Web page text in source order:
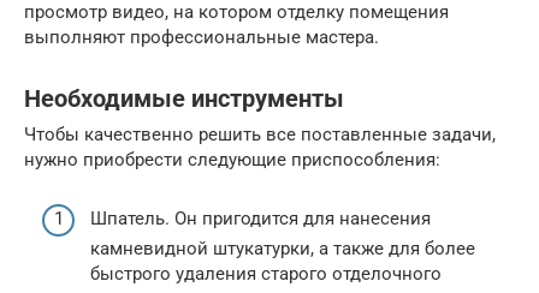
просмотр видео, на котором отделку помещения
выполняют профессиональные мастера.
Необходимые инструменты
Чтобы качественно решить все поставленные задачи,
нужно приобрести следующие приспособления:
Шпатель. Он пригодится для нанесения
камневидной штукатурки, а также для более
быстрого удаления старого отделочного